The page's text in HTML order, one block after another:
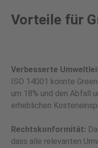
Vorteile für
Verbesserte
ISO 14001 konnte
um 18% und den Abfall
erheblichen
Rechtskonformität:
dass alle relevanten